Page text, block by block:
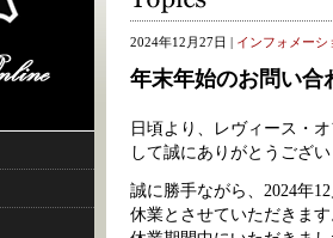
2024年12月27日 | インフォメーシ
年末年始のお問い合
日頃より、レヴィース・
して誠にありがとうござ
誠に勝手ながら、2024年
休業とさせていただきます